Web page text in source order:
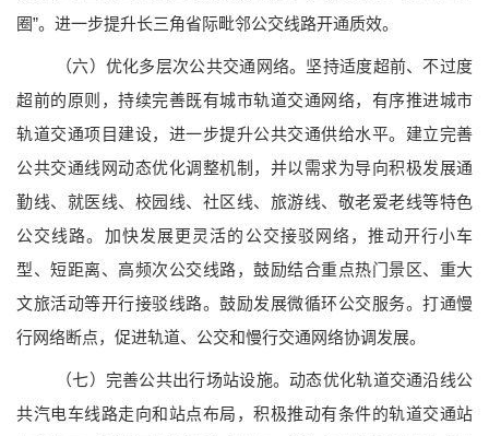
圈”。进一步提升长三角省际毗邻公交线路开通质效。
（六）优化多层次公共交通网络。 坚持适度超前、不过度
超前的原则，持续完善既有城市轨道交通网络，有序推进城市
轨道交通项目建设，进一步提升公共交通供给水平。建立完善
公共交通线网动态优化调整机制，并以需求为导向积极发展通
勤线、就医线、校园线、社区线、旅游线、敬老爱老线等特色
公交线路。加快发展更灵活的公交接驳网络，推动开行小车
型、短距离、高频次公交线路，鼓励结合重点热门景区、重大
文旅活动等开行接驳线路。鼓励发展微循环公交服务。打通慢
行网络断点，促进轨道、公交和慢行交通网络协调发展。
（七）完善公共出行场站设施。动态优化轨道交通沿线公
共汽电车线路走向和站点布局，积极推动有条件的轨道交通站